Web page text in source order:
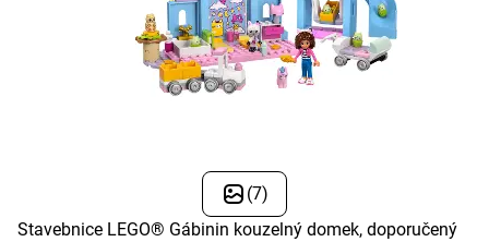
(7)
Stavebnice LEGO® Gábinin kouzelný domek, doporučený